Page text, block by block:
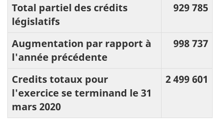
Total partiel des crédits
législatifs
929 785
Augmentation par rapport à
l'année précédente
998 737
Credits totaux pour
l'exercice se terminand le 31
mars 2020
2 499 601